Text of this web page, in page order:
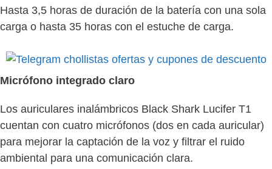
Hasta 3,5 horas de duración de la batería con una sola
carga o hasta 35 horas con el estuche de carga.
Micrófono integrado claro
Los auriculares inalámbricos Black Shark Lucifer T1
cuentan con cuatro micrófonos (dos en cada auricular)
para mejorar la captación de la voz y filtrar el ruido
ambiental para una comunicación clara.